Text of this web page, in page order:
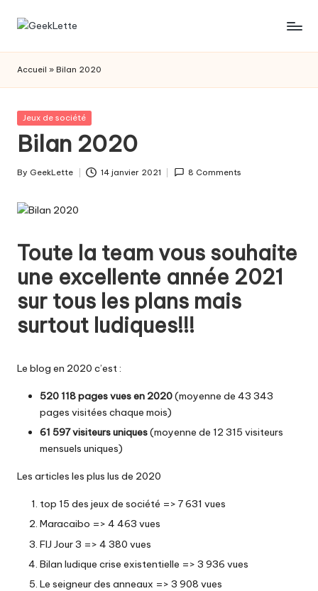
Skip
G
e
e
k
L
e
t
t
e
les
de
société
Accueil » Bilan 2020
Posted
Jeux de société
Bilan 2020
Posted
By GeekLette 14 janvier 2021 8 Comments
Toute la team vous souhaite
une excellente année 2021
sur tous les plans mais
surtout ludiques!!!
Le blog en 2020 c’est :
520 118 pages vues en 2020(moyenne de 43 343
pages visitées chaque mois)
61 597 visiteurs uniques(moyenne de 12 315 visiteurs
mensuels uniques)
Les articles les plus lus de 2020
top 15 des jeux de société => 7 631 vues
Maracaibo => 4 463 vues
FIJ Jour 3 => 4 380 vues
Bilan ludique crise existentielle => 3 936 vues
Le seigneur des anneaux => 3 908 vues